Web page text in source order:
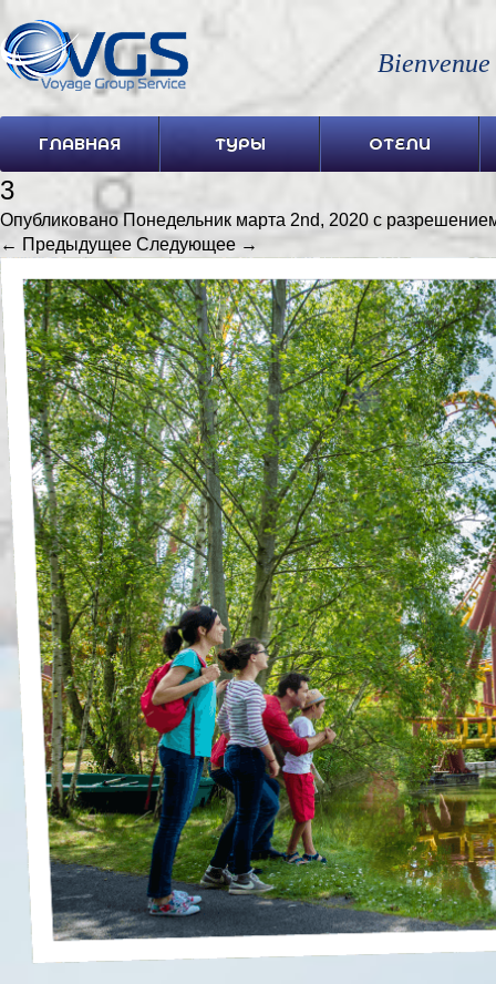
ГЛАВНАЯ ТУРЫ ОТЕЛИ
3
ОпубликованоПонедельник марта 2nd, 2020 с
← Предыдущее Следующее →